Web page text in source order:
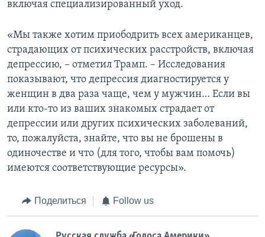
включая специализированный уход.
«Мы также хотим приободрить всех американцев,
страдающих от психических расстройств, включая
депрессию, – отметил Трамп. – Исследования
показывают, что депрессия диагностируется у
женщин в два раза чаще, чем у мужчин… Если вы
или кто-то из ваших знакомых страдает от
депрессии или других психических заболеваний,
то, пожалуйста, знайте, что вы не брошены в
одиночестве и что (для того, чтобы вам помочь)
имеются соответствующие ресурсы».
Поделиться Follow us